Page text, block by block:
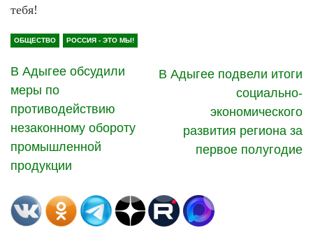
тебя!
ОБЩЕСТВО РОССИЯ - ЭТО МЫ!
В Адыгее обсудили
меры по
противодействию
незаконному обороту
промышленной
продукции
В Адыгее подвели итоги
социально-
экономического
развития региона за
первое полугодие